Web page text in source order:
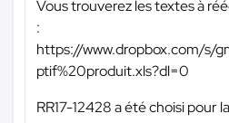
Vous trouverez les textes à
:
https://www.dropbox.com/s/
ptif%20produit.xls?dl=0
RR17-12428 a été choisi pour